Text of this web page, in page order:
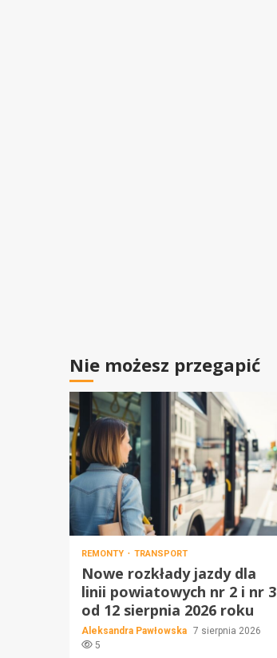
Nie możesz przegapić
REMONTY TRANSPORT
Nowe rozkłady jazdy dla
linii powiatowych nr 2 i nr 3
od 12 sierpnia 2026 roku
Aleksandra Pawłowska 7 sierpnia 2026
5